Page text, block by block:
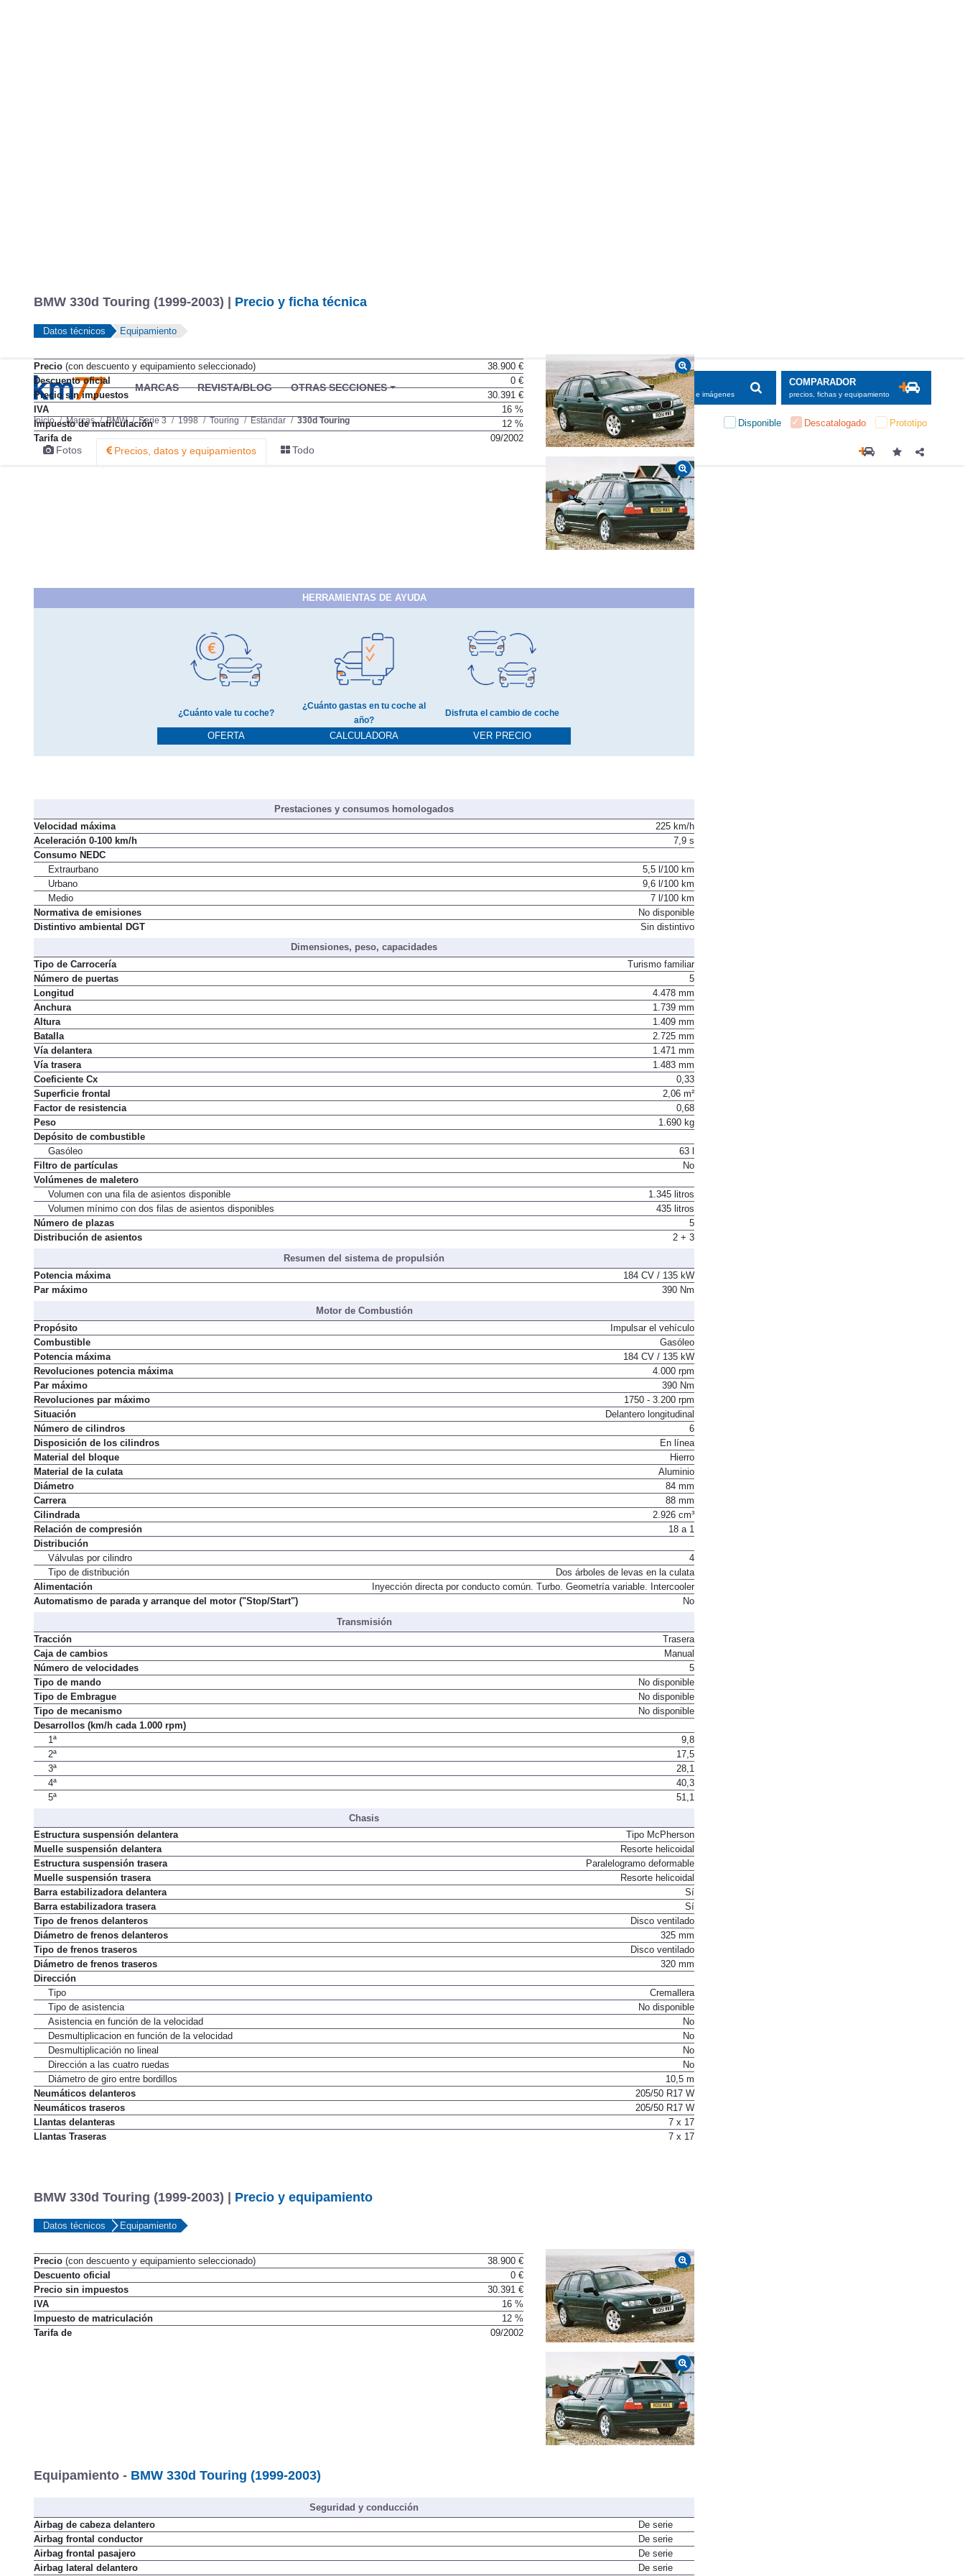
MARCAS REVISTA/BLOG OTRAS SECCIONES BUSCADOR
informaciones, fichas e imágenes
COMPARADOR
precios, fichas y equipamiento
Inicio Marcas BMW Serie 3 1998 Touring Estándar 330d Touring Disponible Descatalogado Prototipo
Fotos Precios, datos y equipamientos Todo
BMW 330d Touring (1999-2003) | Precio y ficha técnica
Datos técnicos Equipamiento
Precio (con descuento y equipamiento seleccionado)
38.900 €
Descuento oficial
0 €
Precio sin impuestos
30.391 €
IVA
16 %
Impuesto de matriculación
12 %
Tarifa de
09/2002
HERRAMIENTAS DE AYUDA
¿Cuánto vale tu coche?
OFERTA
¿Cuánto gastas en tu coche al
año?
CALCULADORA
Disfruta el cambio de coche
VER PRECIO
Prestaciones y consumos homologados
Velocidad máxima
225 km/h
Aceleración 0-100 km/h
7,9 s
Consumo NEDC
Extraurbano
5,5 l/100 km
Urbano
9,6 l/100 km
Medio
7 l/100 km
Normativa de emisiones
No disponible
Distintivo ambiental DGT
Sin distintivo
Dimensiones, peso, capacidades
Tipo de Carrocería
Turismo familiar
Número de puertas
5
Longitud
4.478 mm
Anchura
1.739 mm
Altura
1.409 mm
Batalla
2.725 mm
Vía delantera
1.471 mm
Vía trasera
1.483 mm
Coeficiente Cx
0,33
Superficie frontal
2,06 m²
Factor de resistencia
0,68
Peso
1.690 kg
Depósito de combustible
Gasóleo
63 l
Filtro de partículas
No
Volúmenes de maletero
Volumen con una fila de asientos disponible
1.345 litros
Volumen mínimo con dos filas de asientos disponibles
435 litros
Número de plazas
5
Distribución de asientos
2 + 3
Resumen del sistema de propulsión
Potencia máxima
184 CV / 135 kW
Par máximo
390 Nm
Motor de Combustión
Propósito
Impulsar el vehículo
Combustible
Gasóleo
Potencia máxima
184 CV / 135 kW
Revoluciones potencia máxima
4.000 rpm
Par máximo
390 Nm
Revoluciones par máximo
1750 - 3.200 rpm
Situación
Delantero longitudinal
Número de cilindros
6
Disposición de los cilindros
En línea
Material del bloque
Hierro
Material de la culata
Aluminio
Diámetro
84 mm
Carrera
88 mm
Cilindrada
2.926 cm³
Relación de compresión
18 a 1
Distribución
Válvulas por cilindro
4
Tipo de distribución
Dos árboles de levas en la culata
Alimentación
Inyección directa por conducto común. Turbo. Geometría variable. Intercooler
Automatismo de parada y arranque del motor ("Stop/Start")
No
Transmisión
Tracción
Trasera
Caja de cambios
Manual
Número de velocidades
5
Tipo de mando
No disponible
Tipo de Embrague
No disponible
Tipo de mecanismo
No disponible
Desarrollos (km/h cada 1.000 rpm)
1ª
9,8
2ª
17,5
3ª
28,1
4ª
40,3
5ª
51,1
Chasis
Estructura suspensión delantera
Tipo McPherson
Muelle suspensión delantera
Resorte helicoidal
Estructura suspensión trasera
Paralelogramo deformable
Muelle suspensión trasera
Resorte helicoidal
Barra estabilizadora delantera
Sí
Barra estabilizadora trasera
Sí
Tipo de frenos delanteros
Disco ventilado
Diámetro de frenos delanteros
325 mm
Tipo de frenos traseros
Disco ventilado
Diámetro de frenos traseros
320 mm
Dirección
Tipo
Cremallera
Tipo de asistencia
No disponible
Asistencia en función de la velocidad
No
Desmultiplicacion en función de la velocidad
No
Desmultiplicación no lineal
No
Dirección a las cuatro ruedas
No
Diámetro de giro entre bordillos
10,5 m
Neumáticos delanteros
205/50 R17 W
Neumáticos traseros
205/50 R17 W
Llantas delanteras
7 x 17
Llantas Traseras
7 x 17
BMW 330d Touring (1999-2003) | Precio y equipamiento
Datos técnicos Equipamiento
Precio (con descuento y equipamiento seleccionado)
38.900 €
Descuento oficial
0 €
Precio sin impuestos
30.391 €
IVA
16 %
Impuesto de matriculación
12 %
Tarifa de
09/2002
Equipamiento - BMW 330d Touring (1999-2003)
Seguridad y conducción
Airbag de cabeza delantero
De serie
Airbag frontal conductor
De serie
Airbag frontal pasajero
De serie
Airbag lateral delantero
De serie